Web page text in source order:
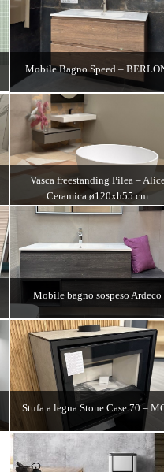
DETTAGLI
Mobile Bagno Speed –
DETTAGLI
Vasca freestanding Pilea –
Ceramica ø120xh55 cm
DETTAGLI
Mobile bagno sospeso Ardeco
DETTAGLI
Stufa a legna Stone Case 70 –
DETTAGLI